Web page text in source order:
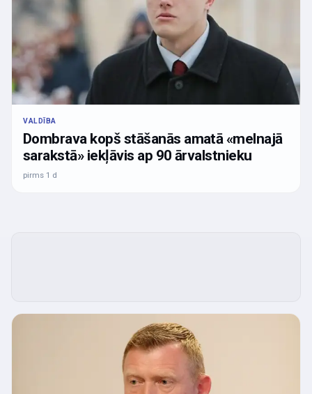
VALDĪBA
Dombrava kopš stāšanās amatā «melnajā
sarakstā» iekļāvis ap 90 ārvalstnieku
pirms 1 d